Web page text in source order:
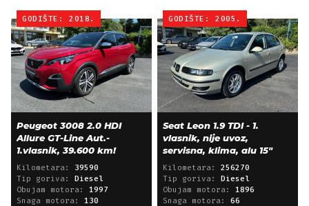
GODIŠTE: 2018.
Peugeot 3008 2.0 HDI
Allure GT-Line Aut.-
1.vlasnik, 39.600 km!
Kilometara: 39590
Tip goriva: Diesel
Obujam motora: 1997
Snaga motora: 130
GODIŠTE: 2005.
Seat Leon 1.9 TDI - 1.
vlasnik, nije uvoz,
servisna, klima, alu 15"
Kilometara: 256270
Tip goriva: Diesel
Obujam motora: 1896
Snaga motora: 66